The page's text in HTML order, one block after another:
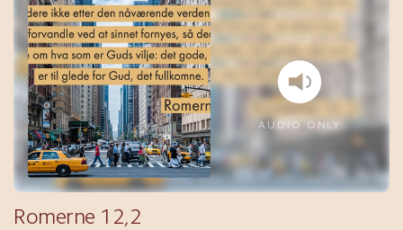
AUDIO ONLY
Romerne 12,2